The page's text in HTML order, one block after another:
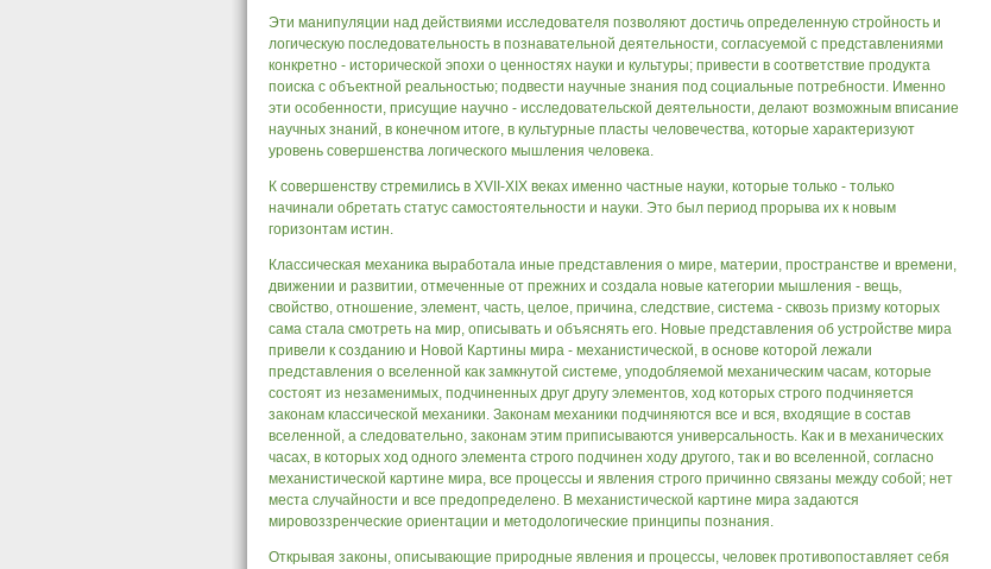
Эти манипуляции над действиями исследователя позволяют достичь определенную стройность и
логическую последовательность в познавательной деятельности, согласуемой с представлениями
конкретно - исторической эпохи о ценностях науки и культуры; привести в соответствие продукта
поиска с объектной реальностью; подвести научные знания под социальные потребности. Именно
эти особенности, присущие научно - исследовательской деятельности, делают возможным вписание
научных знаний, в конечном итоге, в культурные пласты человечества, которые характеризуют
уровень совершенства логического мышления человека.
К совершенству стремились в XVII-XIX веках именно частные науки, которые только - только
начинали обретать статус самостоятельности и науки. Это был период прорыва их к новым
горизонтам истин.
Классическая механика выработала иные представления о мире, материи, пространстве и времени,
движении и развитии, отмеченные от прежних и создала новые категории мышления - вещь,
свойство, отношение, элемент, часть, целое, причина, следствие, система - сквозь призму которых
сама стала смотреть на мир, описывать и объяснять его. Новые представления об устройстве мира
привели к созданию и Новой Картины мира - механистической, в основе которой лежали
представления о вселенной как замкнутой системе, уподобляемой механическим часам, которые
состоят из незаменимых, подчиненных друг другу элементов, ход которых строго подчиняется
законам классической механики. Законам механики подчиняются все и вся, входящие в состав
вселенной, а следовательно, законам этим приписываются универсальность. Как и в механических
часах, в которых ход одного элемента строго подчинен ходу другого, так и во вселенной, согласно
механистической картине мира, все процессы и явления строго причинно связаны между собой; нет
места случайности и все предопределено. В механистической картине мира задаются
мировоззренческие ориентации и методологические принципы познания.
Открывая законы, описывающие природные явления и процессы, человек противопоставляет себя